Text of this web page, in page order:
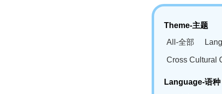
Theme-主题
All-全部
Cross Cultural
Language-语种